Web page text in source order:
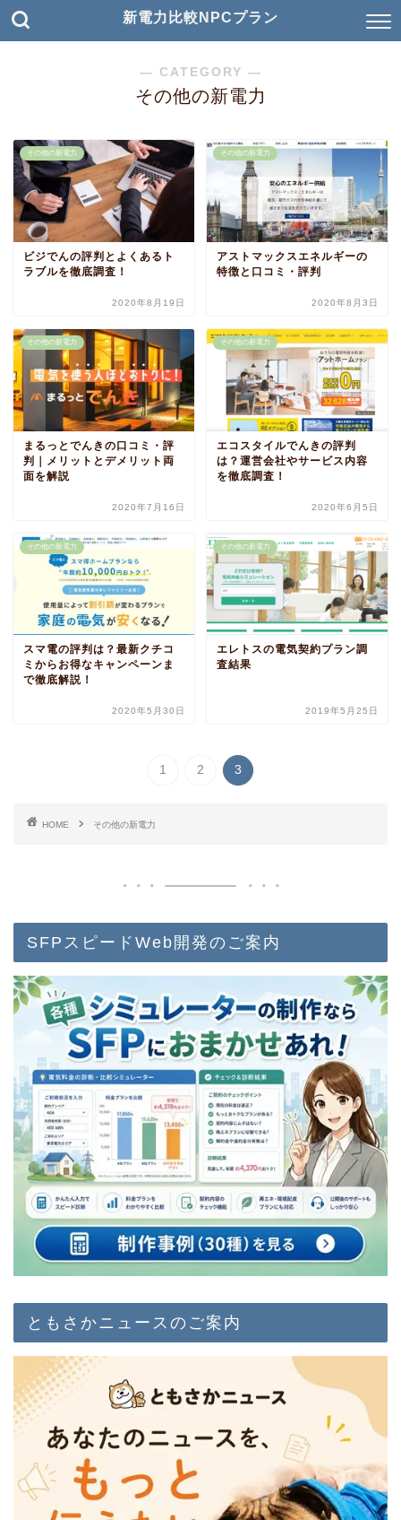
新電力比較NPCプラン
― CATEGORY ―
その他の新電力
その他の新電力
ビジでんの評判とよくあるト
ラブルを徹底調査！
2020年8月19日
その他の新電力
アストマックスエネルギーの
特徴と口コミ・評判
2020年8月3日
その他の新電力
まるっとでんきの口コミ・評
判｜メリットとデメリット両
面を解説
2020年7月16日
その他の新電力
エコスタイルでんきの評判
は？運営会社やサービス内容
を徹底調査！
2020年6月5日
その他の新電力
スマ電の評判は？最新クチコ
ミからお得なキャンペーンま
で徹底解説！
2020年5月30日
その他の新電力
エレトスの電気契約プラン調
査結果
2019年5月25日
1 2 3
HOME その他の新電力
SFPスピードWeb開発のご案内
ともさかニュースのご案内